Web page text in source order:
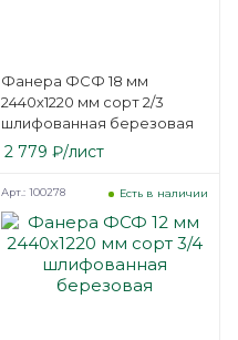
Фанера ФСФ 18 мм
2440х1220 мм сорт 2/3
шлифованная березовая
2 779 ₽/лист
Есть в наличии
Арт.: 100278